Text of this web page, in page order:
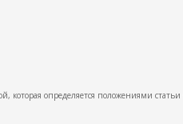
определяется положениями статьи